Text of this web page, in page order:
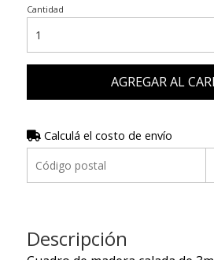
Cantidad
AGREGAR AL
Calculá el costo de envío
Descripción